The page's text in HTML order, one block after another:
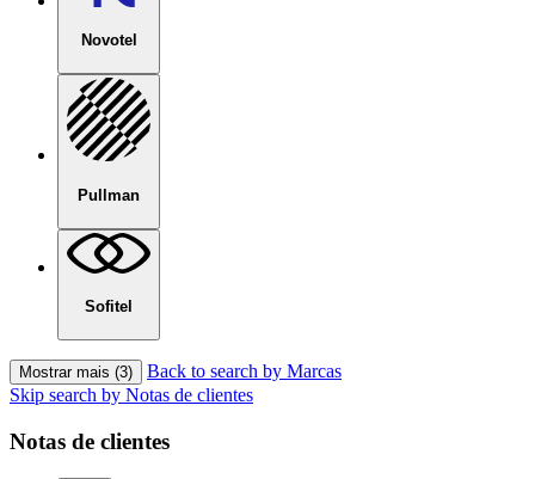
Novotel
Pullman
Sofitel
Mostrar mais (3)
Back to search by Marcas
Skip search by Notas de clientes
Notas de clientes